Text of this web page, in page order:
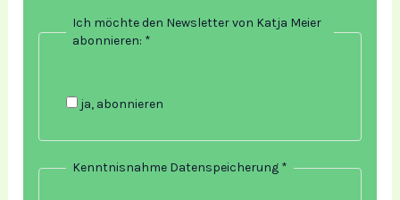
Ich möchte den Newsletter von Katja Meier
abonnieren: *
ja, abonnieren
Kenntnisnahme Datenspeicherung *